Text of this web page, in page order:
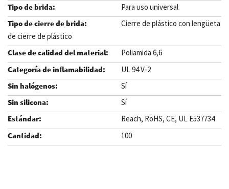
Para uso universal
Cierre de plástico con lengüeta
de cierre de plástico
Poliamida 6,6
UL 94 V-2
Sí
Sí
Reach, RoHS, CE, UL E537734
100